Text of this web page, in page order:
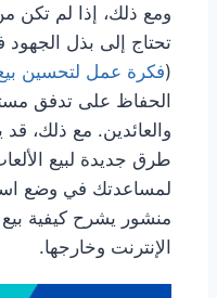
ومع ذلك، إذا لم تكن
تحتاج إلى بذل الجهود
(فكرة عمل لتحسين بيع
الحفاظ على تدفق
والعائدين. مع ذلك، قد
طرق جديدة لبيع
لمساعدتك في وضع
منشور يشرح كيفية بيع
الإنترنت وخارجها.